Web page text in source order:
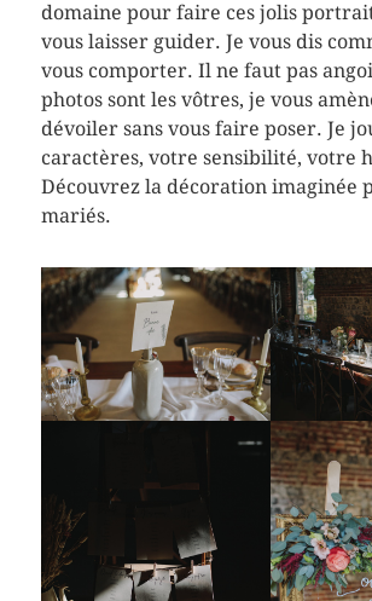
domaine pour faire ces jolis
vous laisser guider. Je vous dis
vous comporter. Il ne faut pas
photos sont les vôtres, je vous
dévoiler sans vous faire poser. Je
caractères, votre sensibilité, votre
Découvrez la décoration imaginée
mariés.